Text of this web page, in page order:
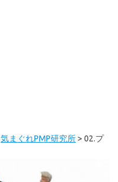
気まぐれPMP研究所> 02.プ